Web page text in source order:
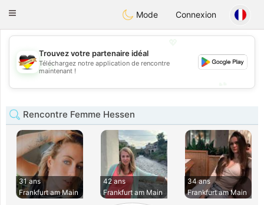
DeutschDating
Toggle
Mode Connexion
💖
💕
Trouvez votre partenaire idéal
Téléchargez notre application de rencontre
maintenant !
Rencontre Femme Hessen
31 ans
Frankfurt am Main
42 ans
Frankfurt am Main
34 ans
Frankfurt am Main